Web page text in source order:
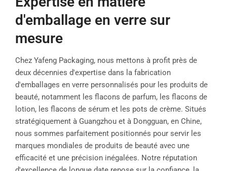
d'emballage en verre sur
mesure
Chez Yafeng Packaging, nous mettons à profit près de
deux décennies d'expertise dans la fabrication
d'emballages en verre personnalisés pour les produits de
beauté, notamment les flacons de parfum, les flacons de
lotion, les flacons de sérum et les pots de crème. Situés
stratégiquement à Guangzhou et à Dongguan, en Chine,
nous sommes parfaitement positionnés pour servir les
marques mondiales de produits de beauté avec une
efficacité et une précision inégalées. Notre réputation